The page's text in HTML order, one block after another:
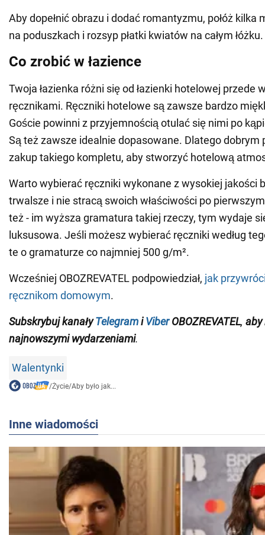
Aby dopełnić obrazu i dodać romantyzmu, połóż kilka
na poduszkach i rozsyp płatki kwiatów na całym łóżku.
Co zrobić w łazience
Twoja łazienka różni się od łazienki hotelowej przede
ręcznikami. Ręczniki hotelowe są zawsze bardzo
Goście powinni z przyjemnością otulać się nimi po
Są też zawsze idealnie dopasowane. Dlatego dobrym
zakup takiego kompletu, aby stworzyć hotelową
Warto wybierać ręczniki wykonane z wysokiej jakości
trwalsze i nie stracą swoich właściwości po
też - im wyższa gramatura takiej rzeczy, tym wydaje
luksusowa. Jeśli możesz wybierać ręczniki według
te o gramaturze co najmniej 500 g/m².
Wcześniej OBOZREVATEL podpowiedział, jak
ręcznikom domowym.
Subskrybuj kanałyTelegramiViber OBOZREVATEL, aby
najnowszymi wydarzeniami.
Walentynki
/Życie/Aby było jak...
Inne wiadomości